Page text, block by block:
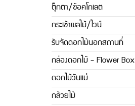
ตุ๊กตา/ช้อคโกเลต
กระเช้าผลไม้/ไวน์
รับจัดดอกไม้นอกสถานที่
กล่องดอกไม้ - Flower Box
ดอกไม้วันแม่
กล้วยไม้